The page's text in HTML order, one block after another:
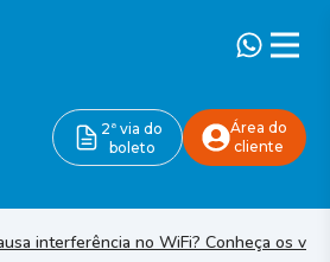
2ª via do
boleto
Área do
cliente
interferência no WiFi? Conheça os